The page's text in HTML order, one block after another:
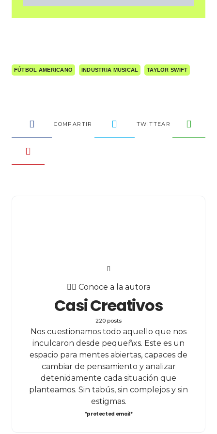
FÚTBOL AMERICANO INDUSTRIA MUSICAL TAYLOR SWIFT
COMPARTIR TWITTEAR
✍🏻 Conoce a la autora
Casi Creativos
220 posts
Nos cuestionamos todo aquello que nos
inculcaron desde pequeñxs. Este es un
espacio para mentes abiertas, capaces de
cambiar de pensamiento y analizar
detenidamente cada situación que
planteamos. Sin tabús, sin complejos y sin
estigmas.
*protected email*